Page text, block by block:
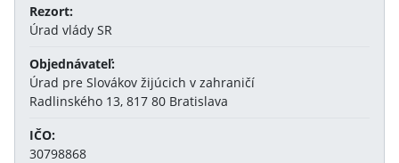
Rezort:
Úrad vlády SR
Objednávateľ:
Úrad pre Slovákov žijúcich v zahraničí
Radlinského 13, 817 80 Bratislava
IČO:
30798868